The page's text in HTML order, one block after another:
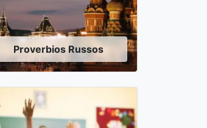
Proverbios Russos